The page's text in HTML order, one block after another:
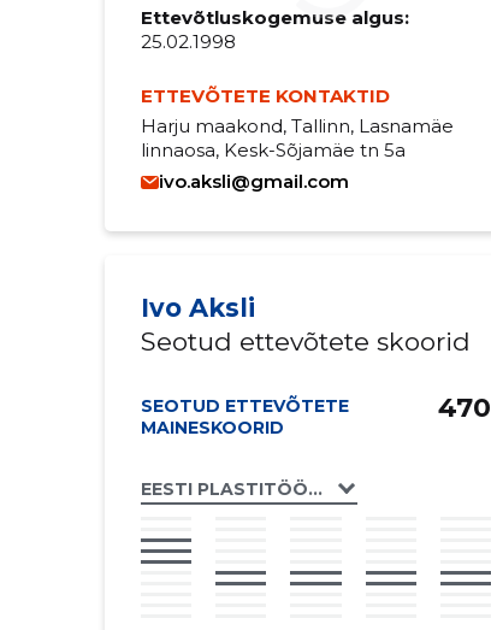
Ettevõtluskogemuse algus:
25.02.1998
ETTEVÕTETE KONTAKTID
Harju maakond, Tallinn, Lasnamäe
linnaosa, Kesk-Sõjamäe tn 5a
ivo.aksli@gmail.com
Ivo Aksli
Seotud ettevõtete skoorid
SEOTUD ETTEVÕTETE
MAINESKOORID
EESTI PLASTITÖÖSTUSE LIIT MTÜ
470